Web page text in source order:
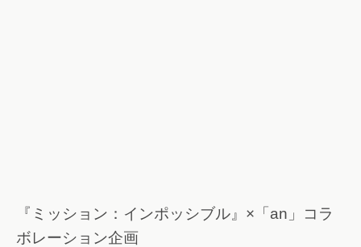
『ミッション：インポッシブル』×「an」コラ
ボレーション企画